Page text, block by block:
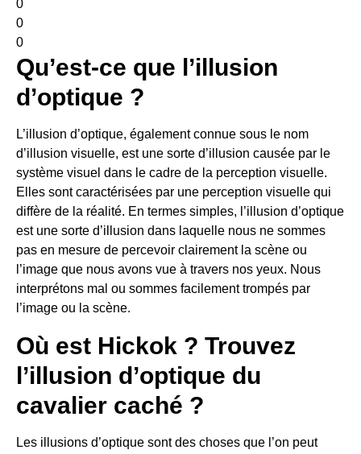
0
0
0
Qu’est-ce que l’illusion
d’optique ?
L’illusion d’optique, également connue sous le nom
d’illusion visuelle, est une sorte d’illusion causée par le
système visuel dans le cadre de la perception visuelle.
Elles sont caractérisées par une perception visuelle qui
diffère de la réalité. En termes simples, l’illusion d’optique
est une sorte d’illusion dans laquelle nous ne sommes
pas en mesure de percevoir clairement la scène ou
l’image que nous avons vue à travers nos yeux. Nous
interprétons mal ou sommes facilement trompés par
l’image ou la scène.
Où est Hickok ? Trouvez
l’illusion d’optique du
cavalier caché ?
Les illusions d’optique sont des choses que l’on peut